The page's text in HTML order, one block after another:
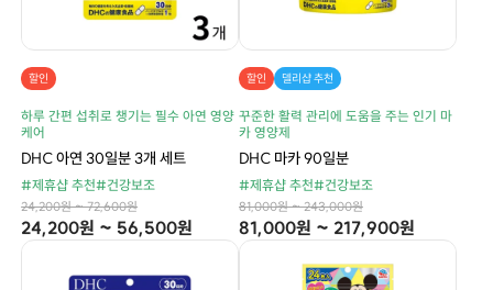
할인
하루 간편 섭취로 챙기는 필수 아연 영양
케어
DHC 아연 30일분 3개 세트
#제휴샵 추천#건강보조
24,200원 ~ 72,600원
24,200원 ~ 56,500원
할인 델리샵 추천
꾸준한 활력 관리에 도움을 주는 인기 마
카 영양제
DHC 마카 90일분
#제휴샵 추천#건강보조
81,000원 ~ 243,000원
81,000원 ~ 217,900원